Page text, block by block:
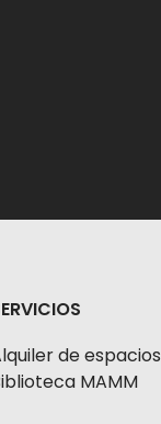
de espacios
MAMM